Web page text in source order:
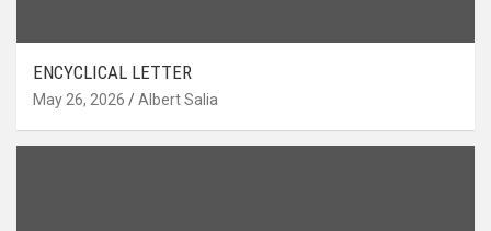
ENCYCLICAL LETTER
May 26, 2026 Albert Salia